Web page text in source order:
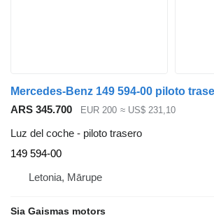
ARS 345.700 EUR 200 ≈ US$ 231,10
Luz del coche - piloto trasero
149 594-00
Letonia, Mārupe
Sia Gaismas motors